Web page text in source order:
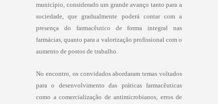
município, considerado um grande avanço tanto para a
sociedade, que gradualmente poderá contar com a
presença do farmacêutico de forma integral nas
farmácias, quanto para a valorização profissional com o
aumento de postos de trabalho.
No encontro, os convidados abordaram temas voltados
para o desenvolvimento das práticas farmacêuticas
como a comercialização de antimicrobianos, erros de